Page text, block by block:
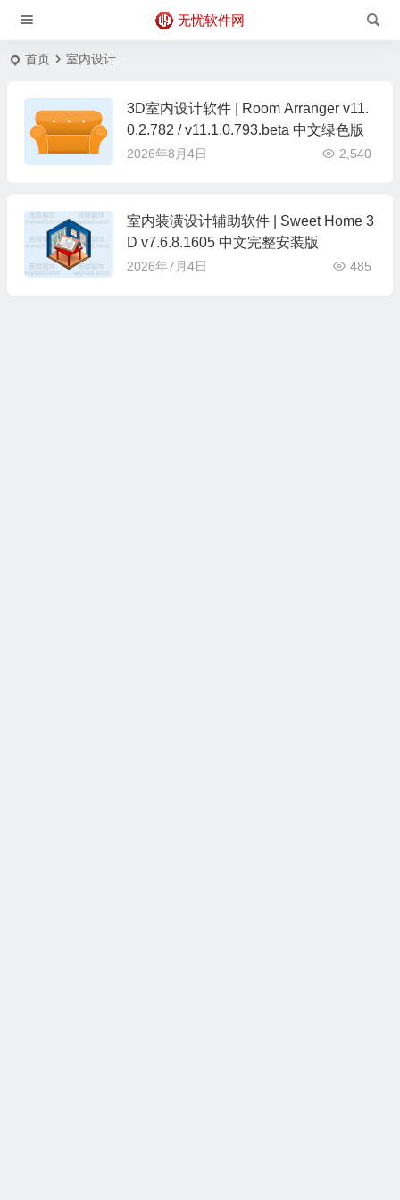
无忧软件网
首页 室内设计
3D室内设计软件 | Room Arranger v11.
0.2.782 / v11.1.0.793.beta 中文绿色版
2026年8月4日 2,540
室内装潢设计辅助软件 | Sweet Home 3
D v7.6.8.1605 中文完整安装版
2026年7月4日 485